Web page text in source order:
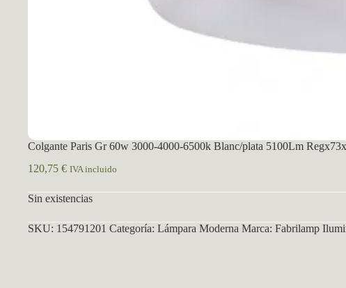
Colgante Paris Gr 60w 3000-4000-6500k Blanc/plata 5100Lm
120,75 € IVA incluido
Sin existencias
SKU: 154791201 Categoría: Lámpara Moderna Marca: Fabrilamp